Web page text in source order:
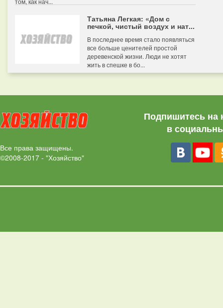
Татьяна Легкая: «Дом с
печкой, чистый воздух и нат...
В последнее время стало появляться
все больше ценителей простой
деревенской жизни. Люди не хотят
жить в спешке в бо...
Все права защищены.
©2008-2017 - "Хозяйство"
Подпишитесь на
в